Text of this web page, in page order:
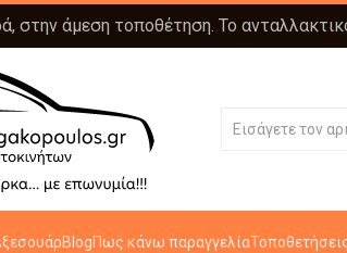
στην άμεση τοποθέτηση. Το
BlogΠως κάνω παραγγελία